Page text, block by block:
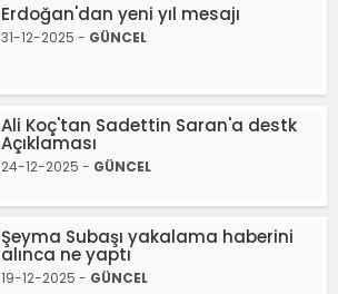
Erdoğan'dan yeni yıl mesajı
31-12-2025 - GÜNCEL
Ali Koç'tan Sadettin Saran'a destk
Açıklaması
24-12-2025 - GÜNCEL
Şeyma Subaşı yakalama haberini
alınca ne yaptı
19-12-2025 - GÜNCEL